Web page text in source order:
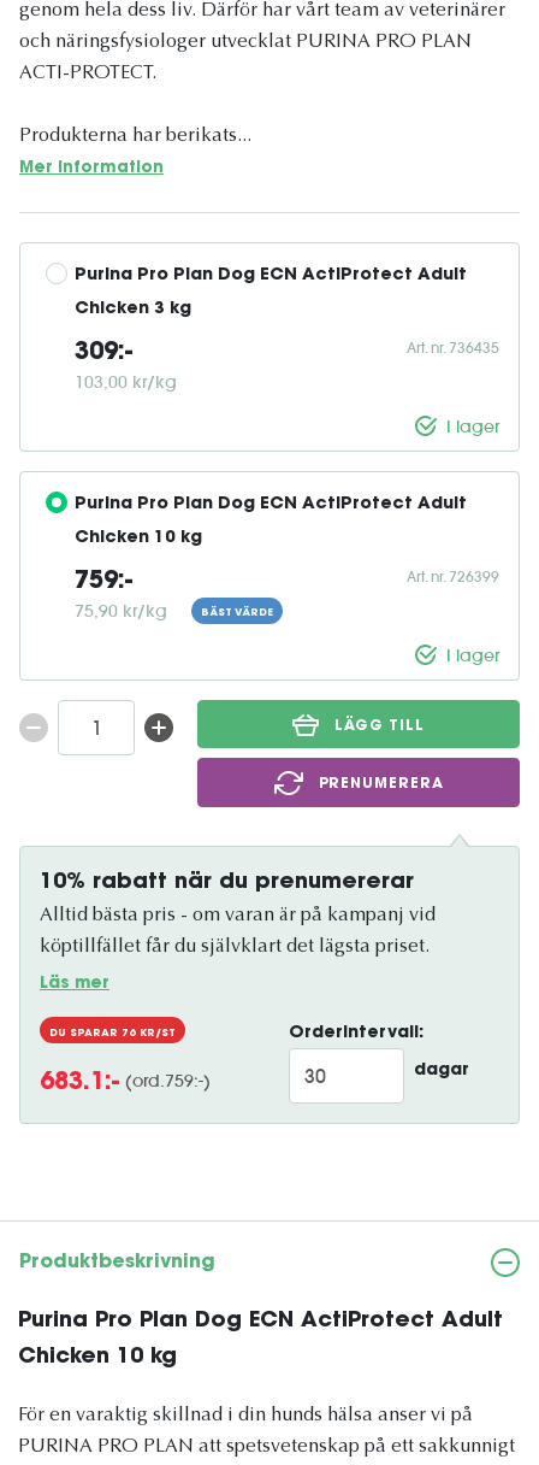
genom hela dess liv. Därför har vårt team av veterinärer
och näringsfysiologer utvecklat PURINA PRO PLAN
ACTI-PROTECT.
Produkterna har berikats...
Mer information
Purina Pro Plan Dog ECN ActiProtect Adult
Chicken 3 kg
309:-
103,00 kr/kg
Art. nr. 736435
I lager
Purina Pro Plan Dog ECN ActiProtect Adult
Chicken 10 kg
759:-
75,90 kr/kg BÄST VÄRDE
Art. nr. 726399
I lager
LÄGG TILL
PRENUMERERA
10% rabatt när du prenumererar
Alltid bästa pris - om varan är på kampanj vid
köptillfället får du självklart det lägsta priset.
Läs mer
DU SPARAR 76 KR/ST
683.1 :- (ord.759:-)
Orderintervall:
dagar
Produktbeskrivning
Purina Pro Plan Dog ECN ActiProtect Adult
Chicken 10 kg
För en varaktig skillnad i din hunds hälsa anser vi på
PURINA PRO PLAN att spetsvetenskap på ett sakkunnigt